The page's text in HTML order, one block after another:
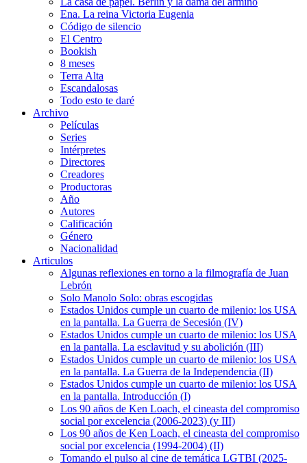
Ena. La reina Victoria Eugenia
Código de silencio
El Centro
Bookish
8 meses
Terra Alta
Escandalosas
Todo esto te daré
Archivo
Películas
Series
Intérpretes
Directores
Creadores
Productoras
Año
Autores
Calificación
Género
Nacionalidad
Articulos
Algunas reflexiones en torno a la filmografía de Juan
Lebrón
Solo Manolo Solo: obras escogidas
Estados Unidos cumple un cuarto de milenio: los USA
en la pantalla. La Guerra de Secesión (IV)
Estados Unidos cumple un cuarto de milenio: los USA
en la pantalla. La esclavitud y su abolición (III)
Estados Unidos cumple un cuarto de milenio: los USA
en la pantalla. La Guerra de la Independencia (II)
Estados Unidos cumple un cuarto de milenio: los USA
en la pantalla. Introducción (I)
Los 90 años de Ken Loach, el cineasta del compromiso
social por excelencia (2006-2023) (y III)
Los 90 años de Ken Loach, el cineasta del compromiso
social por excelencia (1994-2004) (II)
Tomando el pulso al cine de temática LGTBI (2025-